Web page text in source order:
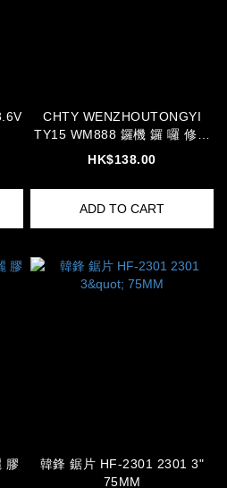
CHTY WENZHOUTONGYI
TY15 WM888 鑼機 鑼 囉 修邊
機 刀具組 刀 WMRT-403 403
HK$138.00
ADD TO CART
膠
韓鋒 鋸片 HF-2301 2301 3"
75MM